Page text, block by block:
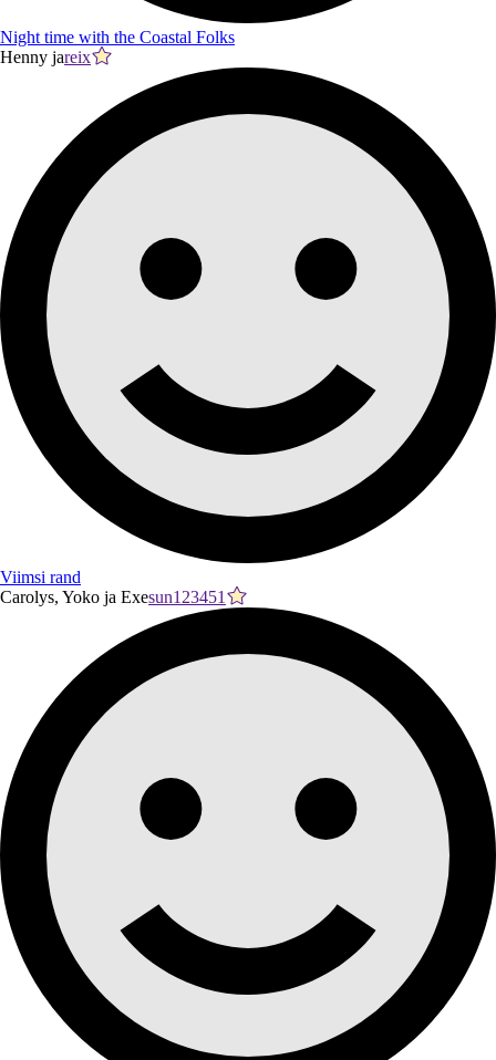
Night time with the Coastal Folks
Henny jareix
Viimsi rand
Carolys, Yoko ja Exesun123451